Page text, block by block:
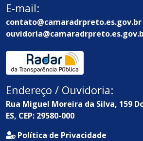
E-mail:
contato@camaradrpreto.es.gov.br
Endereço / Ouvidoria:
Rua Miguel Moreira da Silva, 159
ES, CEP: 29580-000
Política de Privacidade